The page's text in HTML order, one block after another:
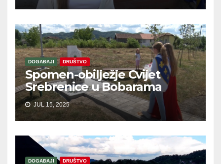
DOGAĐAJI DRUŠTVO
Spomen-obilježje Cvijet
Srebrenice u Bobarama
JUL 15, 2025
DOGAĐAJI DRUŠTVO